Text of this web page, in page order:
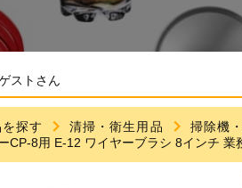
ストさん
探す 清掃・衛生用品
掃除機
CP-8用 E-12 ワイヤーブラシ 8インチ 業